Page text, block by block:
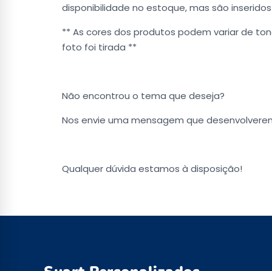
disponibilidade no estoque, mas são
** As cores dos produtos podem variar de
foto foi tirada **
Não encontrou o tema que deseja?
Nos envie uma mensagem que
Qualquer dúvida estamos à disposição!